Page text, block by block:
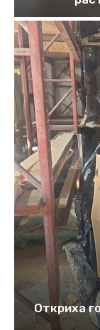
Откриха